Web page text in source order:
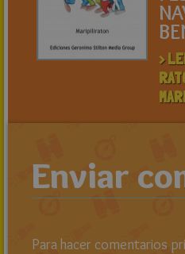
>
Enviar
Para hacer comentarios